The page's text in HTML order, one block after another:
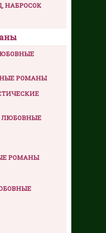
НАБРОСОК
РОМАНЫ
ЛЮБОВНЫЕ
РОМАНЫ